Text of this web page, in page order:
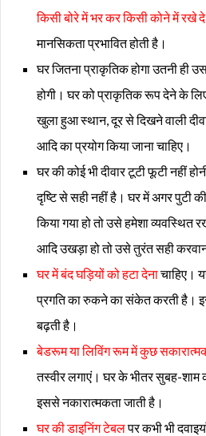
किसी बोरे में भर कर किसी कोने में
मानसिकता प्रभावित होती है।
घर जितना प्राकृतिक होगा उतनी ही
होगी। घर को प्राकृतिक रूप देने के
खुला हुआ स्थान, दूर से दिखने वाली
आदि का प्रयोग किया जाना चाहिए।
घर की कोई भी दीवार टूटी फूटी नहीं
दृष्टि से सही नहीं है। घर में अगर पुटी
किया गया हो तो उसे हमेशा व्यवस्थित
आदि उखड़ा हो तो उसे तुरंत सही
घर में बंद घड़ियों को हटा देनाचाहिए।
प्रगति का रुकने का संकेत करती है।
बढ़ती है।
बेडरूम या लिविंग रूम में कुछ
तस्वीर लगाएं। घर के भीतर सुबह-
इससे नकारात्मकता जाती है।
घर की डाइनिंग टेबलपर कभी भी